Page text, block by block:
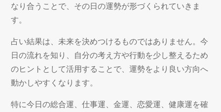
なり合うことで、その日の運勢が形づくられていきま
す。
占い結果は、未来を決めつけるものではありません。今
日の流れを知り、自分の考え方や行動を少し整えるため
のヒントとして活用することで、運勢をより良い方向へ
動かしやすくなります。
特に今日の総合運、仕事運、金運、恋愛運、健康運を確